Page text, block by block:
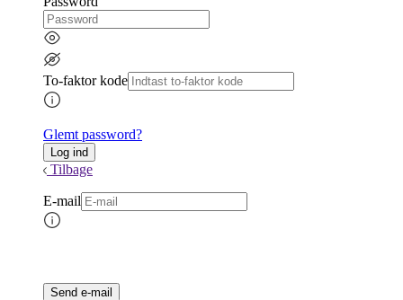
To-faktor kode
Glemt password?
Tilbage
E-mail